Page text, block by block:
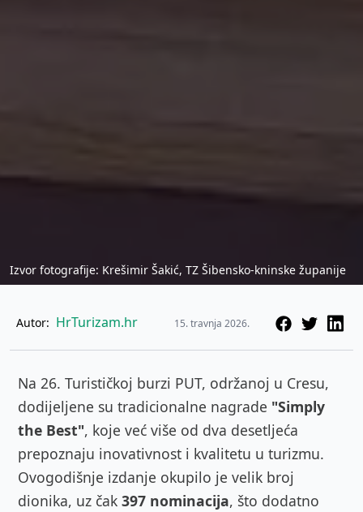
Izvor fotografije: Krešimir Šakić, TZ Šibensko-kninske županije
Autor: HrTurizam.hr 15. travnja 2026.
Na 26. Turističkoj burzi PUT, održanoj u Cresu,
dodijeljene su tradicionalne nagrade "Simply
the Best", koje već više od dva desetljeća
prepoznaju inovativnost i kvalitetu u turizmu.
Ovogodišnje izdanje okupilo je velik broj
dionika, uz čak 397 nominacija, što dodatno